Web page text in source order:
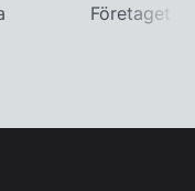
Företaget